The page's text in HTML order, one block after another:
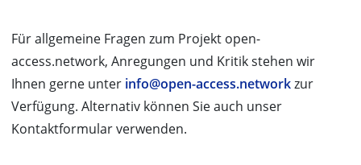
Für allgemeine Fragen zum Projekt open-
access.network, Anregungen und Kritik stehen wir
Ihnen gerne unter info@open-access.networkzur
Verfügung. Alternativ können Sie auch unser
Kontaktformular verwenden.